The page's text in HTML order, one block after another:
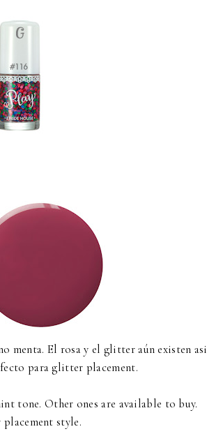
menta. El rosa y el glitter aún existen asi
para glitter placement.
tone. Other ones are available to buy.
style.